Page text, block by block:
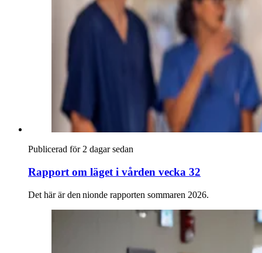
Publicerad för 2 dagar sedan
Rapport om läget i vården vecka 32
Det här är den nionde rapporten sommaren 2026.